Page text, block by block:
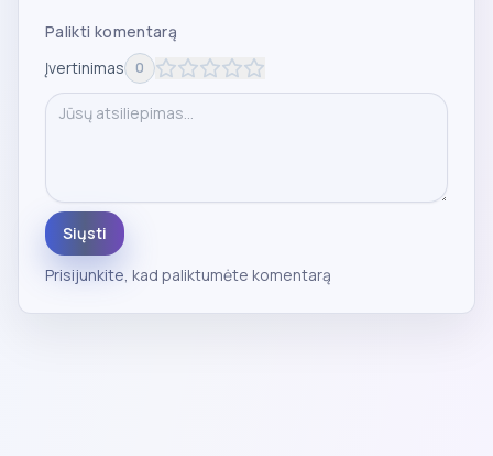
Palikti komentarą
Įvertinimas
0
Siųsti
Prisijunkite, kad paliktumėte komentarą